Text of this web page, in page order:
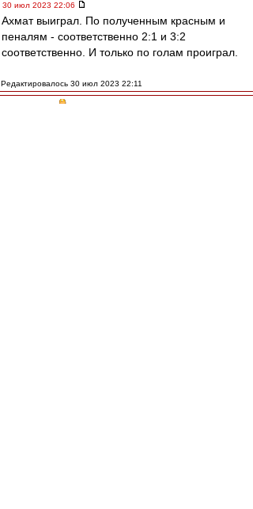
30 июл 2023 22:06
Ахмат выиграл. По полученным красным и
пеналям - соответственно 2:1 и 3:2
соответственно. И только по голам проиграл.
Редактировалось 30 июл 2023 22:11